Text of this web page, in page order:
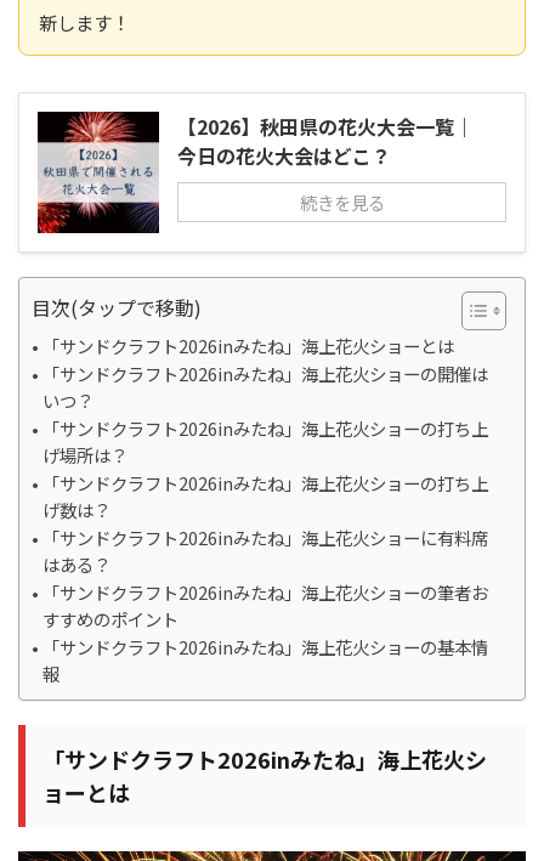
新します！
【2026】秋田県の花火大会一覧｜
今日の花火大会はどこ？
続きを見る
目次(タップで移動)
「サンドクラフト2026inみたね」海上花火ショーとは
「サンドクラフト2026inみたね」海上花火ショーの開催は
いつ？
「サンドクラフト2026inみたね」海上花火ショーの打ち上
げ場所は？
「サンドクラフト2026inみたね」海上花火ショーの打ち上
げ数は？
「サンドクラフト2026inみたね」海上花火ショーに有料席
はある？
「サンドクラフト2026inみたね」海上花火ショーの筆者お
すすめのポイント
「サンドクラフト2026inみたね」海上花火ショーの基本情
報
「サンドクラフト2026inみたね」海上花火シ
ョーとは